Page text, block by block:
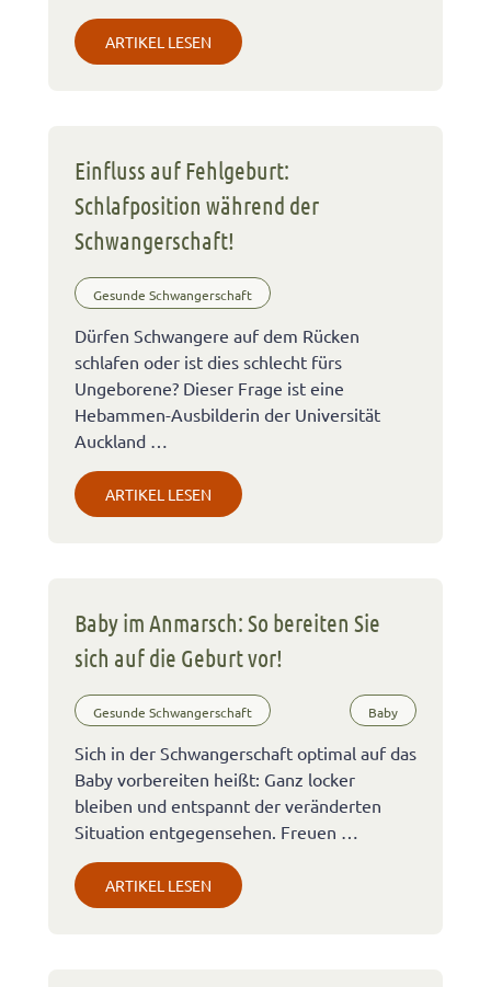
ARTIKEL LESEN
Einfluss auf Fehlgeburt:
Schlafposition während der
Schwangerschaft!
Gesunde Schwangerschaft
Dürfen Schwangere auf dem Rücken
schlafen oder ist dies schlecht fürs
Ungeborene? Dieser Frage ist eine
Hebammen-Ausbilderin der Universität
Auckland …
ARTIKEL LESEN
Baby im Anmarsch: So bereiten Sie
sich auf die Geburt vor!
Gesunde Schwangerschaft Baby
Sich in der Schwangerschaft optimal auf das
Baby vorbereiten heißt: Ganz locker
bleiben und entspannt der veränderten
Situation entgegensehen. Freuen …
ARTIKEL LESEN